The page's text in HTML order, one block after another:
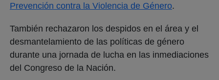
Prevención contra la Violencia de Género.
También rechazaron los despidos en el área y el
desmantelamiento de las políticas de género
durante una jornada de lucha en las inmediaciones
del Congreso de la Nación.